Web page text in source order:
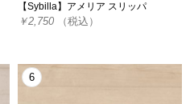
【Sybilla】アメリア スリッパ
￥2,750 （税込）
6